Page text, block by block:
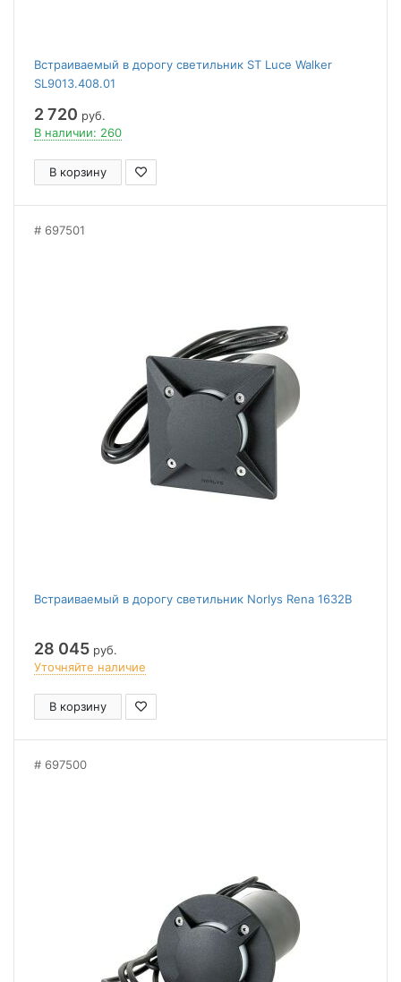
Встраиваемый в дорогу светильник ST Luce Walker
SL9013.408.01
2 720 руб.
В наличии: 260
В корзину
697501
Встраиваемый в дорогу светильник Norlys Rena 1632B
28 045 руб.
Уточняйте наличие
В корзину
697500